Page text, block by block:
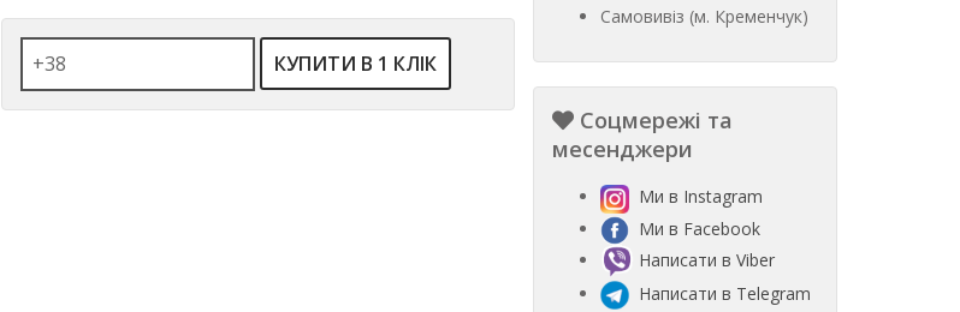
КУПИТИ В 1 КЛІК
Самовивіз (м. Кременчук)
Соцмережі та
месенджери
Ми в Instagram
Ми в Facebook
Написати в Viber
Написати в Telegram